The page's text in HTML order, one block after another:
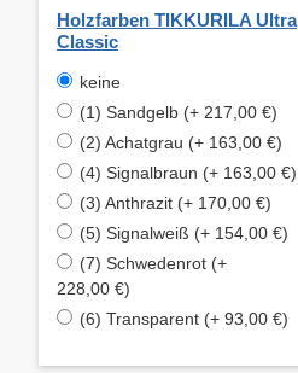
Holzfarben TIKKURILA Ultra
Classic
keine
(1) Sandgelb (+ 217,00 €)
(2) Achatgrau (+ 163,00 €)
(4) Signalbraun (+ 163,00 €)
(3) Anthrazit (+ 170,00 €)
(5) Signalweiß (+ 154,00 €)
(7) Schwedenrot (+
228,00 €)
(6) Transparent (+ 93,00 €)